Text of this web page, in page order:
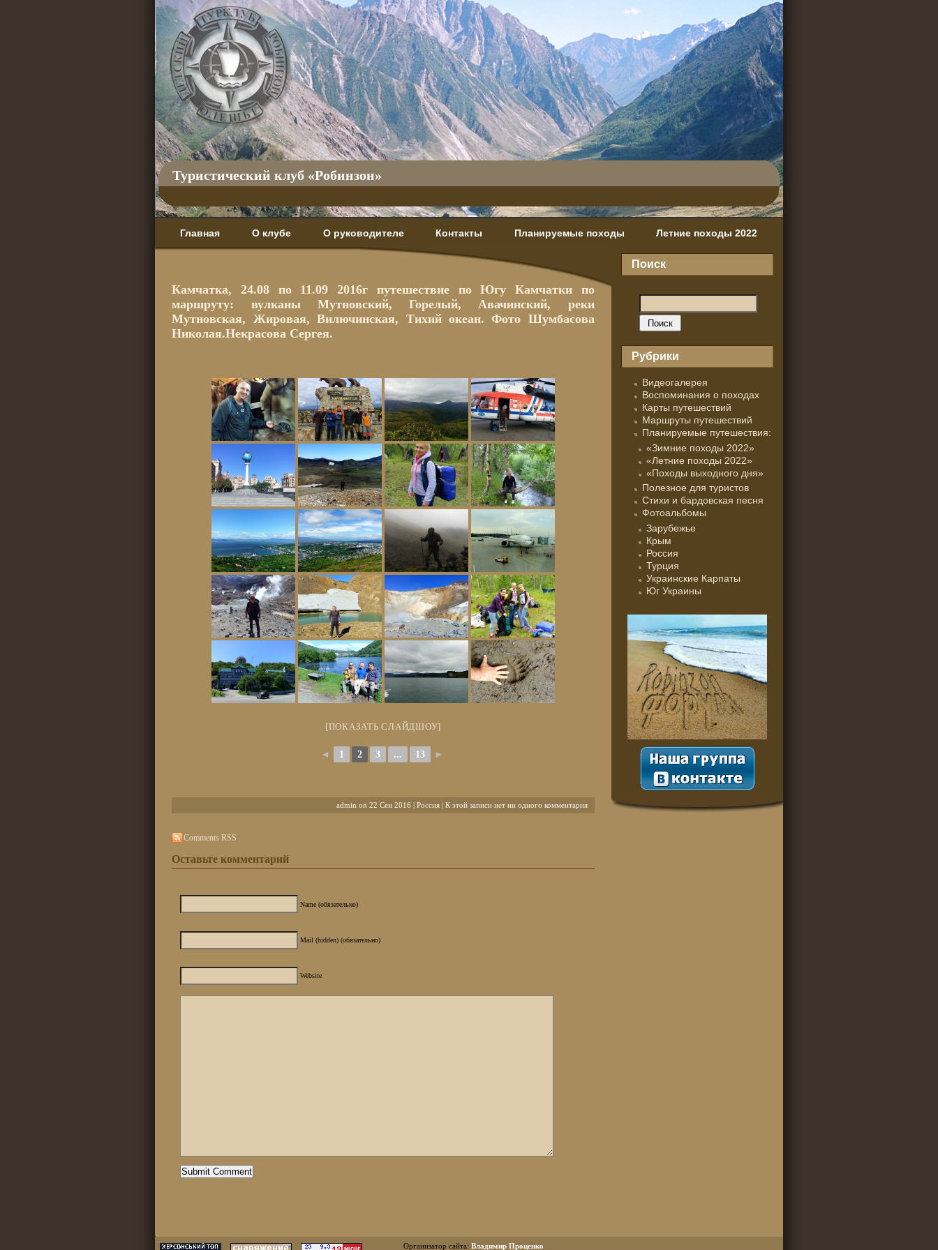
Туристический клуб «Робинзон»
Главная О клубе О руководителе Контакты Планируемые походы Летние походы 2022
Камчатка, 24.08 по 11.09 2016г путешествие по Югу Камчатки по
маршруту: вулканы Мутновский, Горелый, Авачинский, реки
Мутновская, Жировая, Вилючинская, Тихий океан. Фото Шумбасова
Николая.Некрасова Сергея.
[ПОКАЗАТЬ СЛАЙДШОУ]
◄ 1 2 3 ... 13 ►
admin on 22 Сен 2016 | Россия| К этой записи нет ни одного комментария
Comments RSS
Оставьте комментарий
Name (обязательно)
Mail (hidden) (обязательно)
Website
Поиск
Рубрики
Видеогалерея
Воспоминания о походах
Карты путешествий
Маршруты путешествий
Планируемые путешествия:
«Зимние походы 2022»
«Летние походы 2022»
«Походы выходного дня»
Полезное для туристов
Стихи и бардовская песня
Фотоальбомы
Зарубежье
Крым
Россия
Турция
Украинские Карпаты
Юг Украины
Организатор сайта: Владимир Проценко